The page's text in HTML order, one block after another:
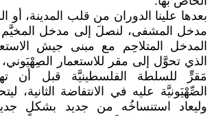
بعدها علينا الدوران من قلب المدينة،
مدخل المشفى، لنصلَ إلى مدخل المخيَّم
المدخل المتلاحِم مع مبنى جيش
الذي تحوَّل إلى مقر للاستعمار
مَقرٍّ للسلطة الفلسطينيَّة قبل أن
الصِّهْيَونيَّة عليه في الانتفاضة الثانية،
وليعاد استنساخُه من جديد بشكلٍ